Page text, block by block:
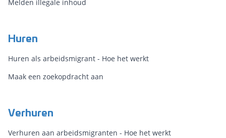
Melden illegale inhoud
Huren
Huren als arbeidsmigrant - Hoe het werkt
Maak een zoekopdracht aan
Verhuren
Verhuren aan arbeidsmigranten - Hoe het werkt